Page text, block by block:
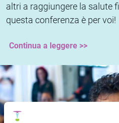
altri a raggiungere la salute
questa conferenza è per voi!
Continua a leggere >>